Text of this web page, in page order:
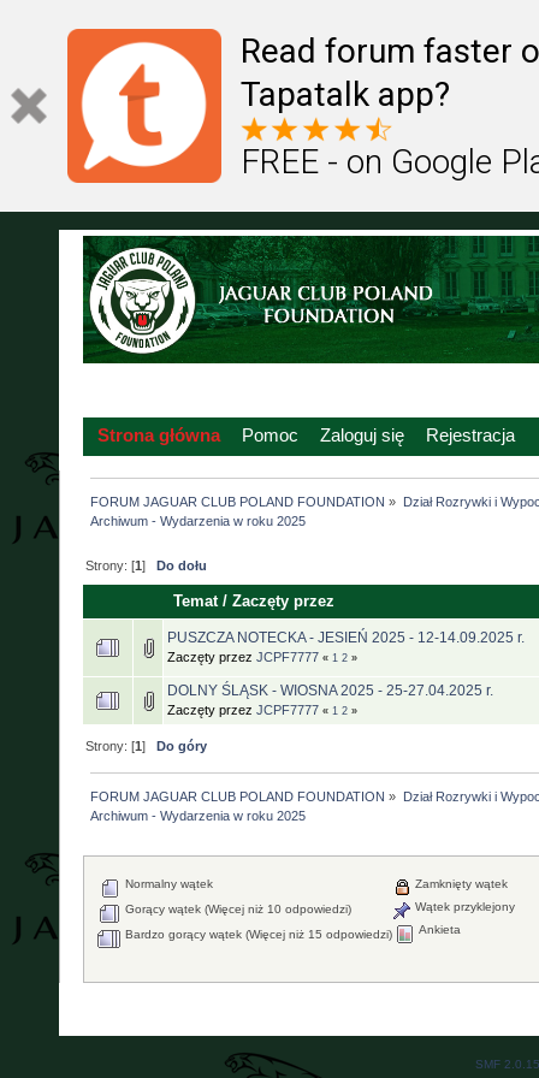
Read forum faster
Tapatalk app?
FREE - on Google
Strona główna Pomoc Zaloguj się Rejestracja
FORUM JAGUAR CLUB POLAND FOUNDATION »
Dział Rozrywki i
Archiwum - Wydarzenia w roku 2025
Strony: [1] Do dołu
Temat/Zaczęty przez
PUSZCZA NOTECKA - JESIEŃ 2025 - 12-14.09.2025 r.
Zaczęty przez JCPF7777 « 1 2 »
DOLNY ŚLĄSK - WIOSNA 2025 - 25-27.04.2025 r.
Zaczęty przez JCPF7777 « 1 2 »
Strony: [1]Do góry
FORUM JAGUAR CLUB POLAND FOUNDATION »
Dział Rozrywki i
Archiwum - Wydarzenia w roku 2025
Normalny wątek
Gorący wątek (Więcej niż 10 odpowiedzi)
Bardzo gorący wątek (Więcej niż 15 odpowiedzi)
Zamknięty wątek
Wątek przyklejony
Ankieta
SMF 2.0.15